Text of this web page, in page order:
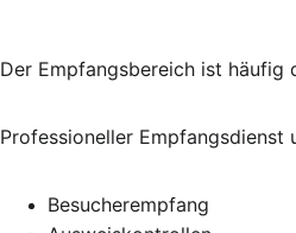
Der Empfangsbereich ist häufig
Professioneller Empfangsdienst
Besucherempfang